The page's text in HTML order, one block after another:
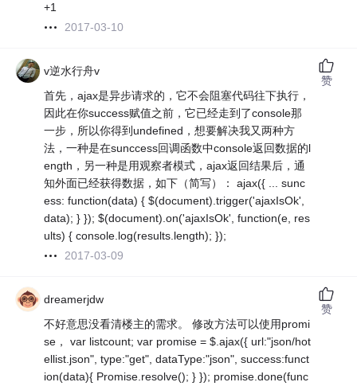
+1
2017-03-10
v逆水行舟v
首先，ajax是异步请求的，它不会阻塞代码往下执行，
因此在你success赋值之前，它已经走到了console那
一步，所以你得到undefined，想要解决我又两种方
法，一种是在sunccess回调函数中console返回数据的l
ength，另一种是用观察者模式，ajax返回结果后，通
知外面已经获得数据，如下（简写）： ajax({ ... sunc
ess: function(data) { $(document).trigger('ajaxIsOk',
data); } }); $(document).on('ajaxIsOk', function(e, res
ults) { console.log(results.length); });
2017-03-09
赞
dreamerjdw
不好意思没看清楼主的需求。 修改方法可以使用promi
se， var listcount; var promise = $.ajax({ url:"json/hot
ellist.json", type:"get", dataType:"json", success:funct
ion(data){ Promise.resolve(); } }); promise.done(func
赞